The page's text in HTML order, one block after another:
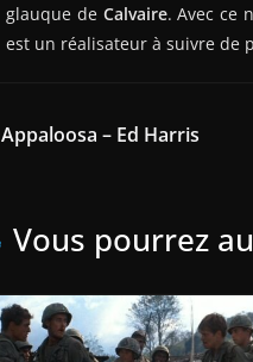
glauque de Calvaire. Avec ce
est un réalisateur à suivre de
Appaloosa – Ed Harris
Vous pourrez